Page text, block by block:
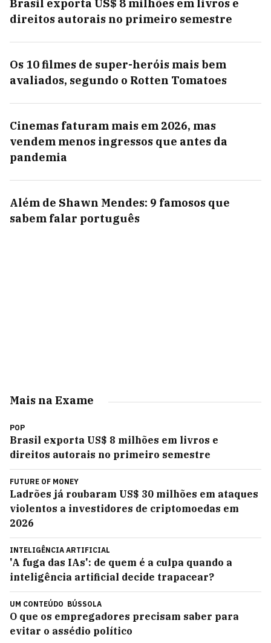
Brasil exporta US$ 8 milhões em livros e
direitos autorais no primeiro semestre
Os 10 filmes de super-heróis mais bem
avaliados, segundo o Rotten Tomatoes
Cinemas faturam mais em 2026, mas
vendem menos ingressos que antes da
pandemia
Além de Shawn Mendes: 9 famosos que
sabem falar português
Mais na Exame
POP
Brasil exporta US$ 8 milhões em livros e
direitos autorais no primeiro semestre
FUTURE OF MONEY
Ladrões já roubaram US$ 30 milhões em ataques
violentos a investidores de criptomoedas em
2026
INTELIGÊNCIA ARTIFICIAL
'A fuga das IAs': de quem é a culpa quando a
inteligência artificial decide trapacear?
UM CONTEÚDO BÚSSOLA
O que os empregadores precisam saber para
evitar o assédio político